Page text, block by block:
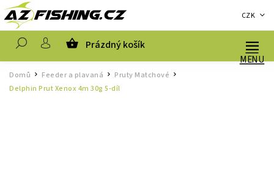
CZK
Prázdný košík
Domů / Feeder a plavaná / Pruty Matchové /
Delphin Prut Xenox 4m 30g 5-díl